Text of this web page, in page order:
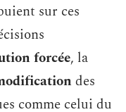
sur ces
forcée, la
des
comme celui du